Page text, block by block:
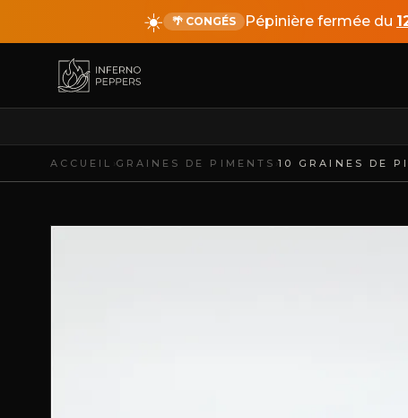
☀️ 🌴 CONGÉS Pépinière fermée du
ACCUEIL GRAINES DE PIMENTS ›10 GRAINES DE